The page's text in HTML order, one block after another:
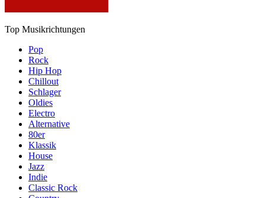
Top Musikrichtungen
Pop
Rock
Hip Hop
Chillout
Schlager
Oldies
Electro
Alternative
80er
Klassik
House
Jazz
Indie
Classic Rock